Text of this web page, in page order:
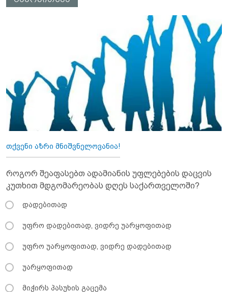
თქვენი აზრი მნიშვნელოვანია!
როგორ შეაფასებთ ადამიანის უფლებების დაცვის
კუთხით მდგომარეობას დღეს საქართველოში?
დადებითად
უფრო დადებითად, ვიდრე უარყოფითად
უფრო უარყოფითად, ვიდრე დადებითად
უარყოფითად
მიჭირს პასუხის გაცემა